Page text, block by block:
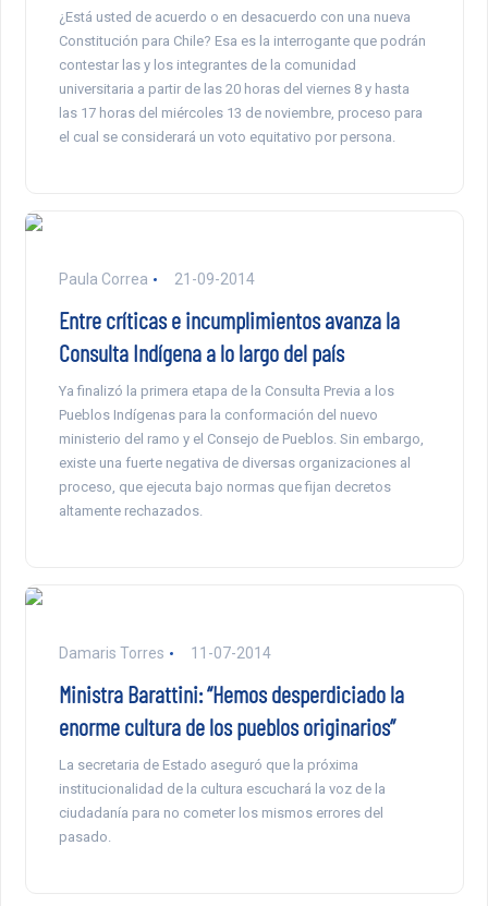
¿Está usted de acuerdo o en desacuerdo con una nueva
Constitución para Chile? Esa es la interrogante que podrán
contestar las y los integrantes de la comunidad
universitaria a partir de las 20 horas del viernes 8 y hasta
las 17 horas del miércoles 13 de noviembre, proceso para
el cual se considerará un voto equitativo por persona.
Paula Correa 21-09-2014
Entre críticas e incumplimientos avanza la
Consulta Indígena a lo largo del país
Ya finalizó la primera etapa de la Consulta Previa a los
Pueblos Indígenas para la conformación del nuevo
ministerio del ramo y el Consejo de Pueblos. Sin embargo,
existe una fuerte negativa de diversas organizaciones al
proceso, que ejecuta bajo normas que fijan decretos
altamente rechazados.
Damaris Torres 11-07-2014
Ministra Barattini: “Hemos desperdiciado la
enorme cultura de los pueblos originarios”
La secretaria de Estado aseguró que la próxima
institucionalidad de la cultura escuchará la voz de la
ciudadanía para no cometer los mismos errores del
pasado.